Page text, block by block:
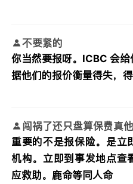
不要紧的
你当然要报呀。ICBC 会
据他们的报价衡量得失，得
闯祸了还只盘算保费真
重要的不是报保险。是立
机构。立即到事发地点查
应救助。鹿命等同人命